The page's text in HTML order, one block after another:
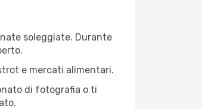
soleggiate. Durante
e mercati alimentari.
di fotografia o ti